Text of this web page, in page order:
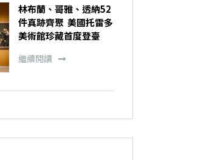
林布蘭、哥雅、透納52
件真跡齊聚 美國托雷多
美術館珍藏首度登臺
繼續閱讀